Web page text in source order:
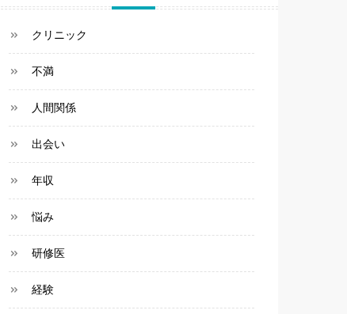
クリニック
不満
人間関係
出会い
年収
悩み
研修医
経験